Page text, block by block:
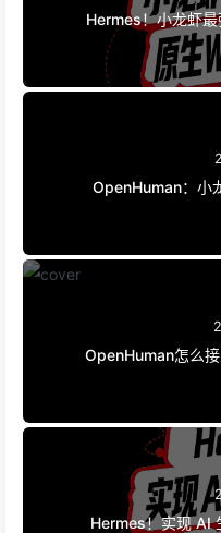
Hermes！小龙虾最
OpenHuman：小
OpenHuman怎么接
Hermes！实现 AI